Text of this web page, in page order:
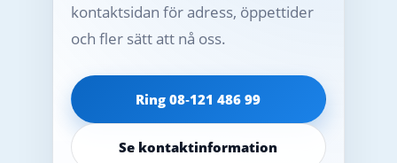
kontaktsidan för adress, öppettider
och fler sätt att nå oss.
Ring 08‑121 486 99
Se kontaktinformation